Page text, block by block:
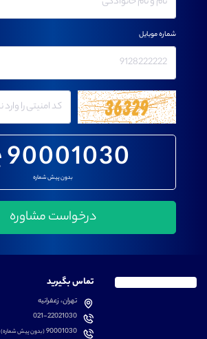
90001030
بدون پیش شماره
شماره موبایل
تماس بگیرید
تهران، زعفرانیه
021-22021030
90001030(بدون پیش شماره)